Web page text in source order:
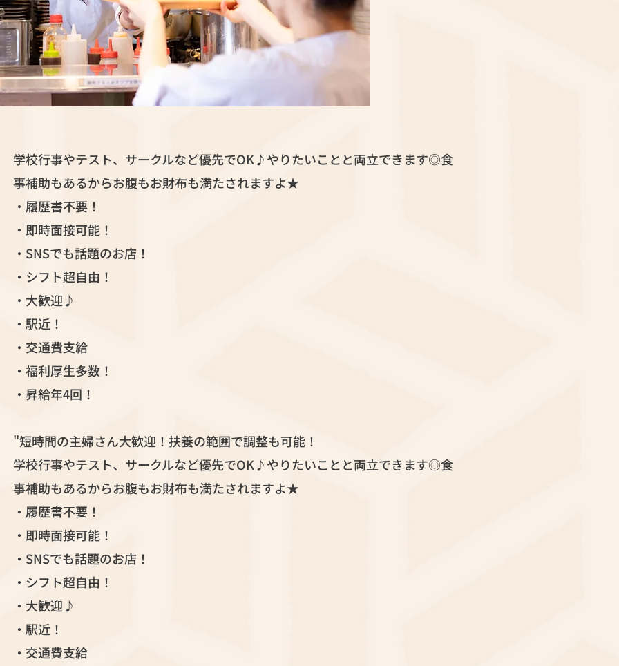
学校行事やテスト、サークルなど優先でOK♪やりたいことと両立できます◎食
事補助もあるからお腹もお財布も満たされますよ★
・履歴書不要！
・即時面接可能！
・SNSでも話題のお店！
・シフト超自由！
・大歓迎♪
・駅近！
・交通費支給
・福利厚生多数！
・昇給年4回！
"短時間の主婦さん大歓迎！扶養の範囲で調整も可能！
学校行事やテスト、サークルなど優先でOK♪やりたいことと両立できます◎食
事補助もあるからお腹もお財布も満たされますよ★
・履歴書不要！
・即時面接可能！
・SNSでも話題のお店！
・シフト超自由！
・大歓迎♪
・駅近！
・交通費支給